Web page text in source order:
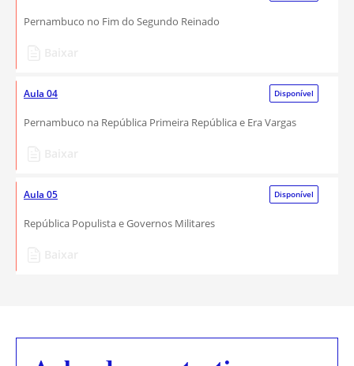
Pernambuco no Fim do Segundo Reinado
Aula 04 Disponível
Pernambuco na República Primeira República e Era Vargas
Aula 05 Disponível
República Populista e Governos Militares